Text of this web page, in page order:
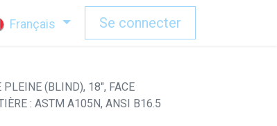
Français Se connecter
PLEINE (BLIND), 18", FACE
: ASTM A105N, ANSI B16.5